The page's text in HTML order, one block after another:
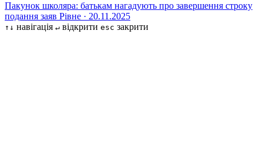
Пакунок школяра: батькам нагадують про завершення строку
подання заяв Рівне · 20.11.2025
↑↓ навігація ↵ відкрити esc закрити